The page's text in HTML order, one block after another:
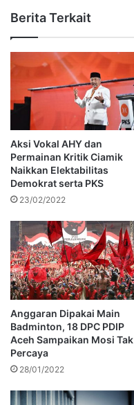
Berita Terkait
Aksi Vokal AHY dan
Permainan Kritik Ciamik
Naikkan Elektabilitas
Demokrat serta PKS
23/02/2022
Anggaran Dipakai Main
Badminton, 18 DPC PDIP
Aceh Sampaikan Mosi Tak
Percaya
28/01/2022